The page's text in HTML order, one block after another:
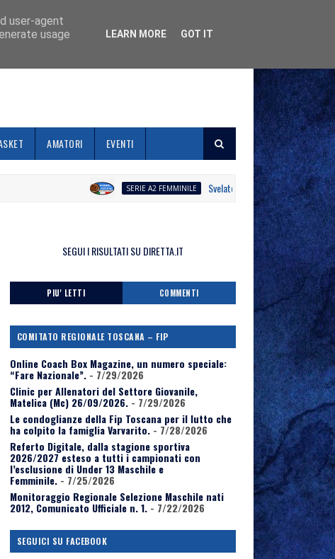
AMATORI EVENTI
SERIE A2 FEMMINILE Svelato il calendario la Polisportiva Galli
SEGUI I RISULTATI SU DIRETTA.IT
PIU' LETTI COMMENTI
COMITATO REGIONALE TOSCANA – FIP
Online Coach Box Magazine, un numero speciale:
“Fare Nazionale”.- 7/29/2026
Clinic per Allenatori del Settore Giovanile,
Matelica (Mc) 26/09/2026.- 7/29/2026
Le condoglianze della Fip Toscana per il lutto che
ha colpito la famiglia Varvarito.- 7/28/2026
Referto Digitale, dalla stagione sportiva
2026/2027 esteso a tutti i campionati con
l’esclusione di Under 13 Maschile e
Femminile.- 7/25/2026
Monitoraggio Regionale Selezione Maschile nati
2012, Comunicato Ufficiale n. 1.- 7/22/2026
SEGUICI SU FACEBOOK
user-agent
usage
LEARN MORE GOT IT